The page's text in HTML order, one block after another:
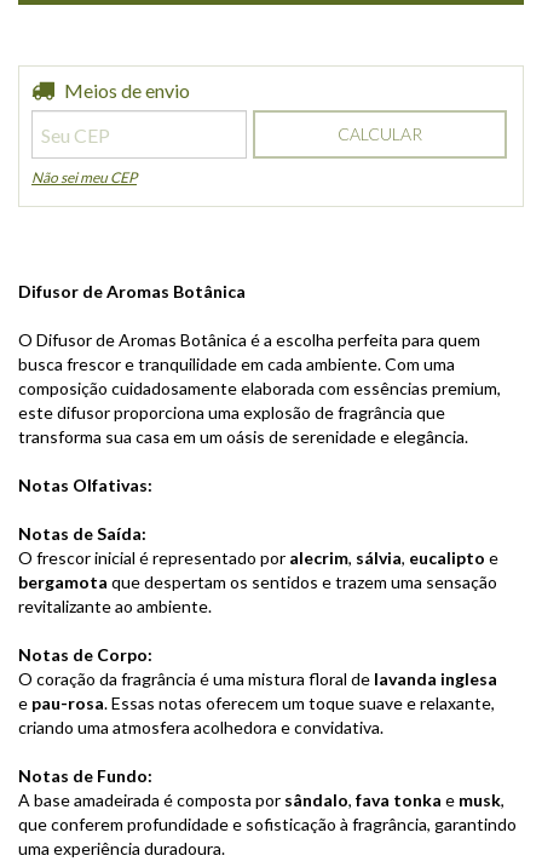
Entregas para o CEP:
Meios de envio
CALCULAR
Não sei meu CEP
Difusor de Aromas Botânica
O Difusor de Aromas Botânica é a escolha perfeita para quem
busca frescor e tranquilidade em cada ambiente. Com uma
composição cuidadosamente elaborada com essências premium,
este difusor proporciona uma explosão de fragrância que
transforma sua casa em um oásis de serenidade e elegância.
Notas Olfativas:
Notas de Saída:
O frescor inicial é representado por alecrim, sálvia, eucalipto e
bergamota que despertam os sentidos e trazem uma sensação
revitalizante ao ambiente.
Notas de Corpo:
O coração da fragrância é uma mistura floral de lavanda inglesa
e pau-rosa. Essas notas oferecem um toque suave e relaxante,
criando uma atmosfera acolhedora e convidativa.
Notas de Fundo:
A base amadeirada é composta por sândalo, fava tonka e musk,
que conferem profundidade e sofisticação à fragrância, garantindo
uma experiência duradoura.